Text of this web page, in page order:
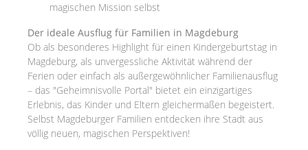
magischen Mission selbst
Der ideale Ausflug für Familien in Magdeburg
Ob als besonderes Highlight für einen Kindergeburtstag in
Magdeburg, als unvergessliche Aktivität während der
Ferien oder einfach als außergewöhnlicher Familienausflug
– das "Geheimnisvolle Portal" bietet ein einzigartiges
Erlebnis, das Kinder und Eltern gleichermaßen begeistert.
Selbst Magdeburger Familien entdecken ihre Stadt aus
völlig neuen, magischen Perspektiven!